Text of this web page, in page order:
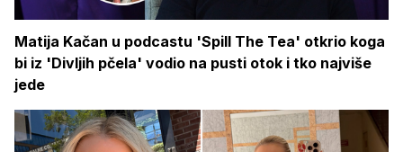
Matija Kačan u podcastu 'Spill The Tea' otkrio koga
bi iz 'Divljih pčela' vodio na pusti otok i tko najviše
jede